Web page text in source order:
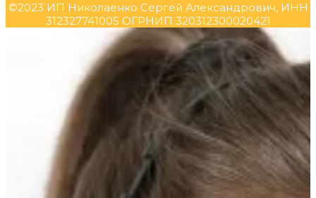
©2023 ИП Николаенко Сергей Александрович, ИНН
312327741005 ОГРНИП 320312300020421